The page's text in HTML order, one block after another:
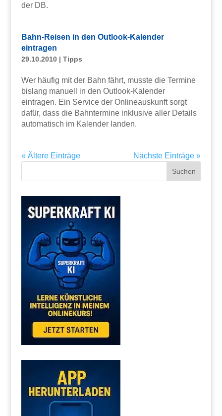
der DB.
Bahn-Reisen in den Outlook-Kalender
eintragen
29.10.2010| Tipps
Wer häufig mit der Bahn fährt, musste die Termine
bislang manuell in den Outlook-Kalender
eintragen. Ein Service der Onlineauskunft sorgt
dafür, dass die Bahntermine inklusive aller Details
automatisch im Kalender landen.
« Ältere Einträge Nächste Einträge »